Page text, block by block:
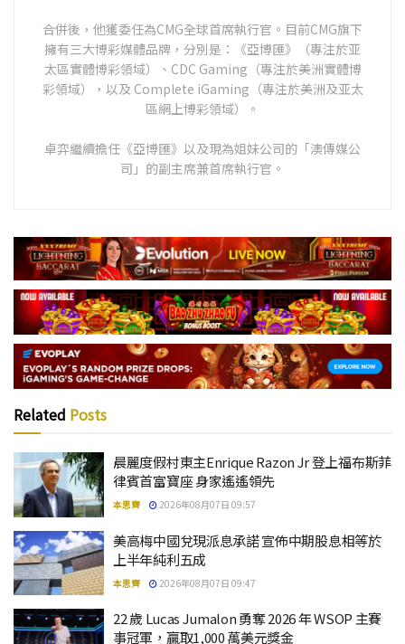
合併後，他獲委任為CMG全球首席執行官。目前CMG旗下
擁有三大博彩媒體品牌，分別是：《亞博匯》（專注於亚
太區實體博彩領域）、CDC Gaming（專注於美洲實體博
彩領域），以及 Complete iGaming（專注於美洲及亚太
區網上博彩領域）。
卓弈繼續擔任《亞博匯》以及現為姐妹公司的「澳傳媒公
司」的副主席兼首席執行官。
Related Posts
晨麗度假村東主Enrique Razon Jr 登上福布斯菲
律賓首富寶座 身家遙遙領先
本思齊 2026年08月07日 09:57
美高梅中國兌現派息承諾 宣佈中期股息相等於
上半年純利五成
本思齊 2026年08月07日 09:47
22 歲 Lucas Jumalon 勇奪 2026 年 WSOP 主賽
事冠軍，贏取1,000 萬美元獎金